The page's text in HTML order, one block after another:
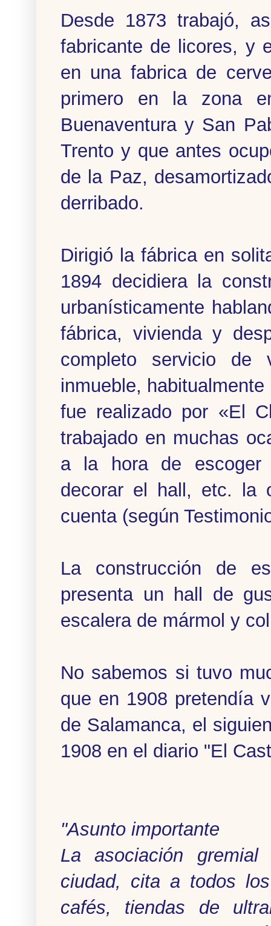
Desde 1873 trabajó,
fabricante de licores, y
en una fabrica de
primero en la zona
Buenaventura y San
Trento y que antes
de la Paz,
derribado.
Dirigió la fábrica en
1894 decidiera la
urbanísticamente
fábrica, vivienda y
completo servicio de
inmueble,
fue realizado por «El
trabajado en muchas
a la hora de escoger
decorar el hall, etc. la
cuenta (según
La construcción de
presenta un hall de
escalera de mármol y
No sabemos si tuvo
que en 1908 pretendía
de Salamanca, el
1908 en el diario "El
"Asunto importante
La asociación
ciudad, cita a todos
cafés, tiendas de